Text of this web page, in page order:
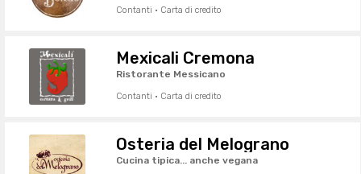
Contanti · Carta di credito
Mexicali Cremona
Ristorante Messicano
Contanti · Carta di credito
Osteria del Melograno
Cucina tipica... anche vegana